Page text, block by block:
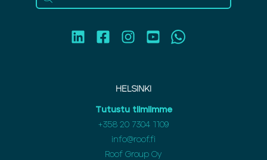
HELSINKI
Tutustu tiimiimme
+358 20 7304 1109
info@roof.fi
Roof Group Oy